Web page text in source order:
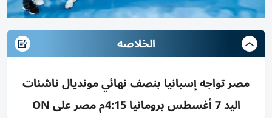
الخلاصه
مصر تواجه إسبانيا بنصف نهائي مونديال ناشئات
اليد 7 أغسطس برومانيا 4:15م مصر على ON